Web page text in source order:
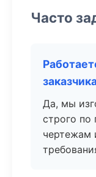
Часто
Да, мы
строго по
чертежам